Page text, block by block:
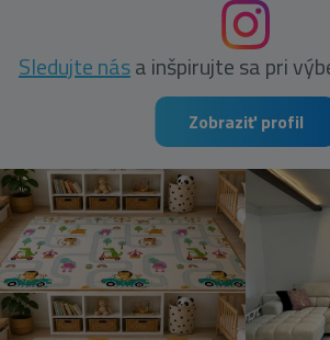
Sledujte nása inšpirujte sa pri
Zobraziť profil